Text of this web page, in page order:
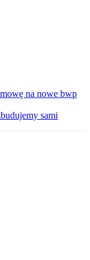
na nowe bwp
sami